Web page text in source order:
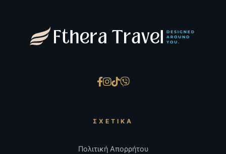
ΣΧΕΤΙΚΆ
Πολιτική Απορρήτου